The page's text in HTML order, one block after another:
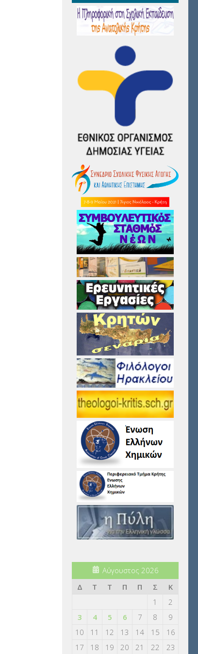
Αύγουστος 2026
Δ
Τ Τ Π Π Σ
Κ
1
2
3
4 5 6 7 8
9
10
11 12 13 14 15
16
17
18 19 20 21 22 23